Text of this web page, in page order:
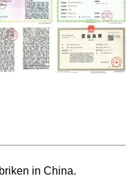
in China.